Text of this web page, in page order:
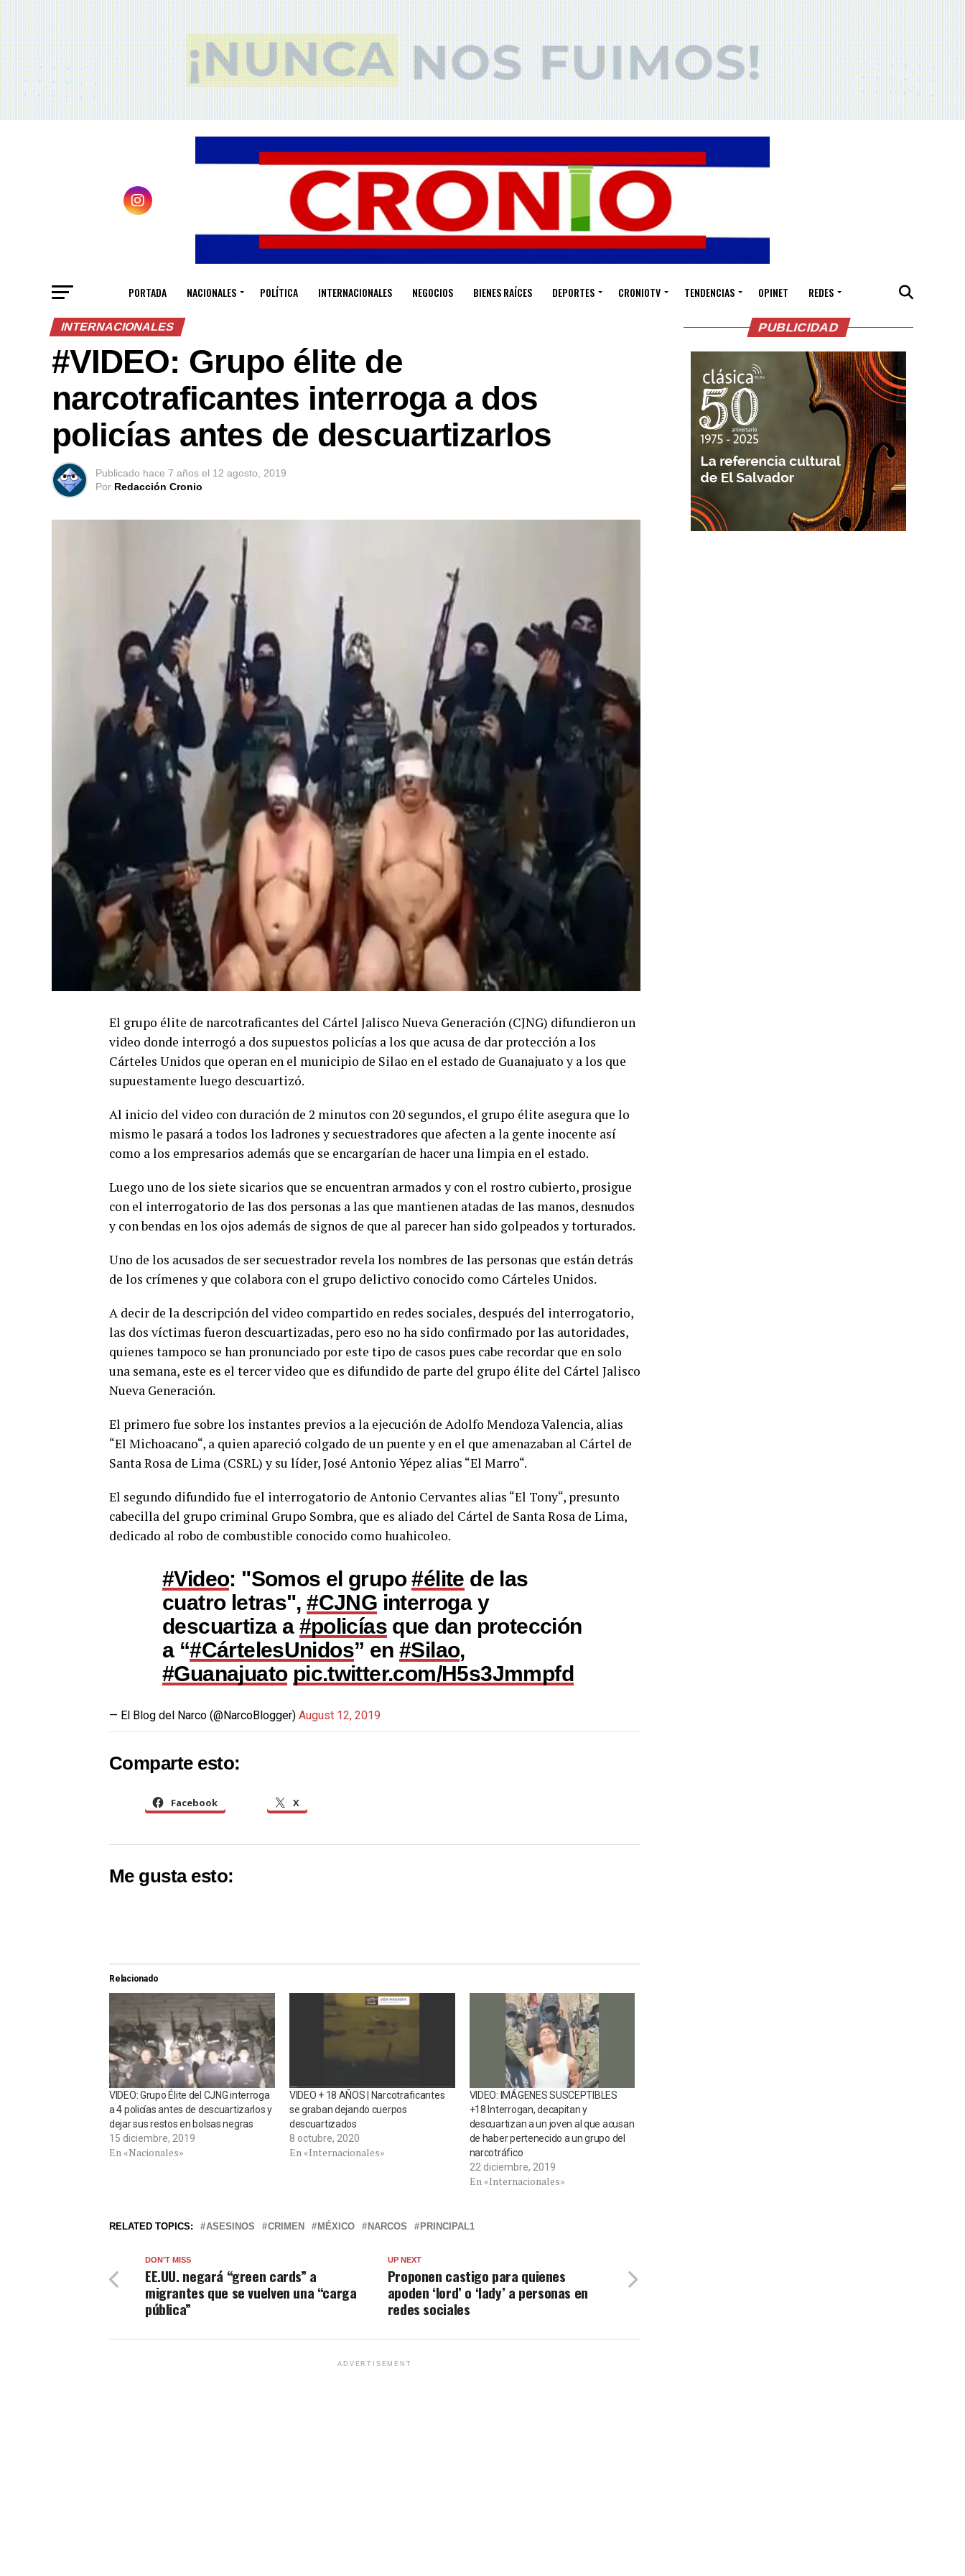
PORTADA NACIONALES POLÍTICA INTERNACIONALES NEGOCIOS BIENES RAÍCES DEPORTES CRONIOTV TENDENCIAS OPINET REDES
INTERNACIONALES
#VIDEO: Grupo élite de
narcotraficantes interroga a dos
policías antes de descuartizarlos
Publicado hace 7 años el 12 agosto, 2019
Por Redacción Cronio
El grupo élite de narcotraficantes del Cártel Jalisco Nueva Generación (CJNG) difundieron un
video donde interrogó a dos supuestos policías a los que acusa de dar protección a los
Cárteles Unidos que operan en el municipio de Silao en el estado de Guanajuato y a los que
supuestamente luego descuartizó.
Al inicio del video con duración de 2 minutos con 20 segundos, el grupo élite asegura que lo
mismo le pasará a todos los ladrones y secuestradores que afecten a la gente inocente así
como a los empresarios además que se encargarían de hacer una limpia en el estado.
Luego uno de los siete sicarios que se encuentran armados y con el rostro cubierto, prosigue
con el interrogatorio de las dos personas a las que mantienen atadas de las manos, desnudos
y con bendas en los ojos además de signos de que al parecer han sido golpeados y torturados.
Uno de los acusados de ser secuestrador revela los nombres de las personas que están detrás
de los crímenes y que colabora con el grupo delictivo conocido como Cárteles Unidos.
A decir de la descripción del video compartido en redes sociales, después del interrogatorio,
las dos víctimas fueron descuartizadas, pero eso no ha sido confirmado por las autoridades,
quienes tampoco se han pronunciado por este tipo de casos pues cabe recordar que en solo
una semana, este es el tercer video que es difundido de parte del grupo élite del Cártel Jalisco
Nueva Generación.
El primero fue sobre los instantes previos a la ejecución de Adolfo Mendoza Valencia, alias
“El Michoacano“, a quien apareció colgado de un puente y en el que amenazaban al Cártel de
Santa Rosa de Lima (CSRL) y su líder, José Antonio Yépez alias “El Marro“.
El segundo difundido fue el interrogatorio de Antonio Cervantes alias “El Tony“, presunto
cabecilla del grupo criminal Grupo Sombra, que es aliado del Cártel de Santa Rosa de Lima,
dedicado al robo de combustible conocido como huahicoleo.
#Video: "Somos el grupo#élite de las
cuatro letras",#CJNG interroga y
descuartiza a #policías que dan protección
a “#CártelesUnidos” en#Silao,
#Guanajuato pic.twitter.com/H5s3Jmmpfd
— El Blog del Narco (@NarcoBlogger) August 12, 2019
Comparte esto:
Facebook X
Me gusta esto:
Relacionado
VIDEO: Grupo Élite del CJNG interroga
a 4 policías antes de descuartizarlos y
dejar sus restos en bolsas negras
15 diciembre, 2019
En «Nacionales»
VIDEO + 18 AÑOS | Narcotraficantes
se graban dejando cuerpos
descuartizados
8 octubre, 2020
En «Internacionales»
VIDEO: IMÁGENES SUSCEPTIBLES
+18 Interrogan, decapitan y
descuartizan a un joven al que acusan
de haber pertenecido a un grupo del
narcotráfico
22 diciembre, 2019
En «Internacionales»
RELATED TOPICS: ASESINOS CRIMEN MÉXICO NARCOS PRINCIPAL1
UP NEXT
Proponen castigo para quienes
apoden ‘lord’ o ‘lady’ a personas en
redes sociales
DON'T MISS
EE.UU. negará “green cards” a
migrantes que se vuelven una “carga
pública”
ADVERTISEMENT
PUBLICIDAD